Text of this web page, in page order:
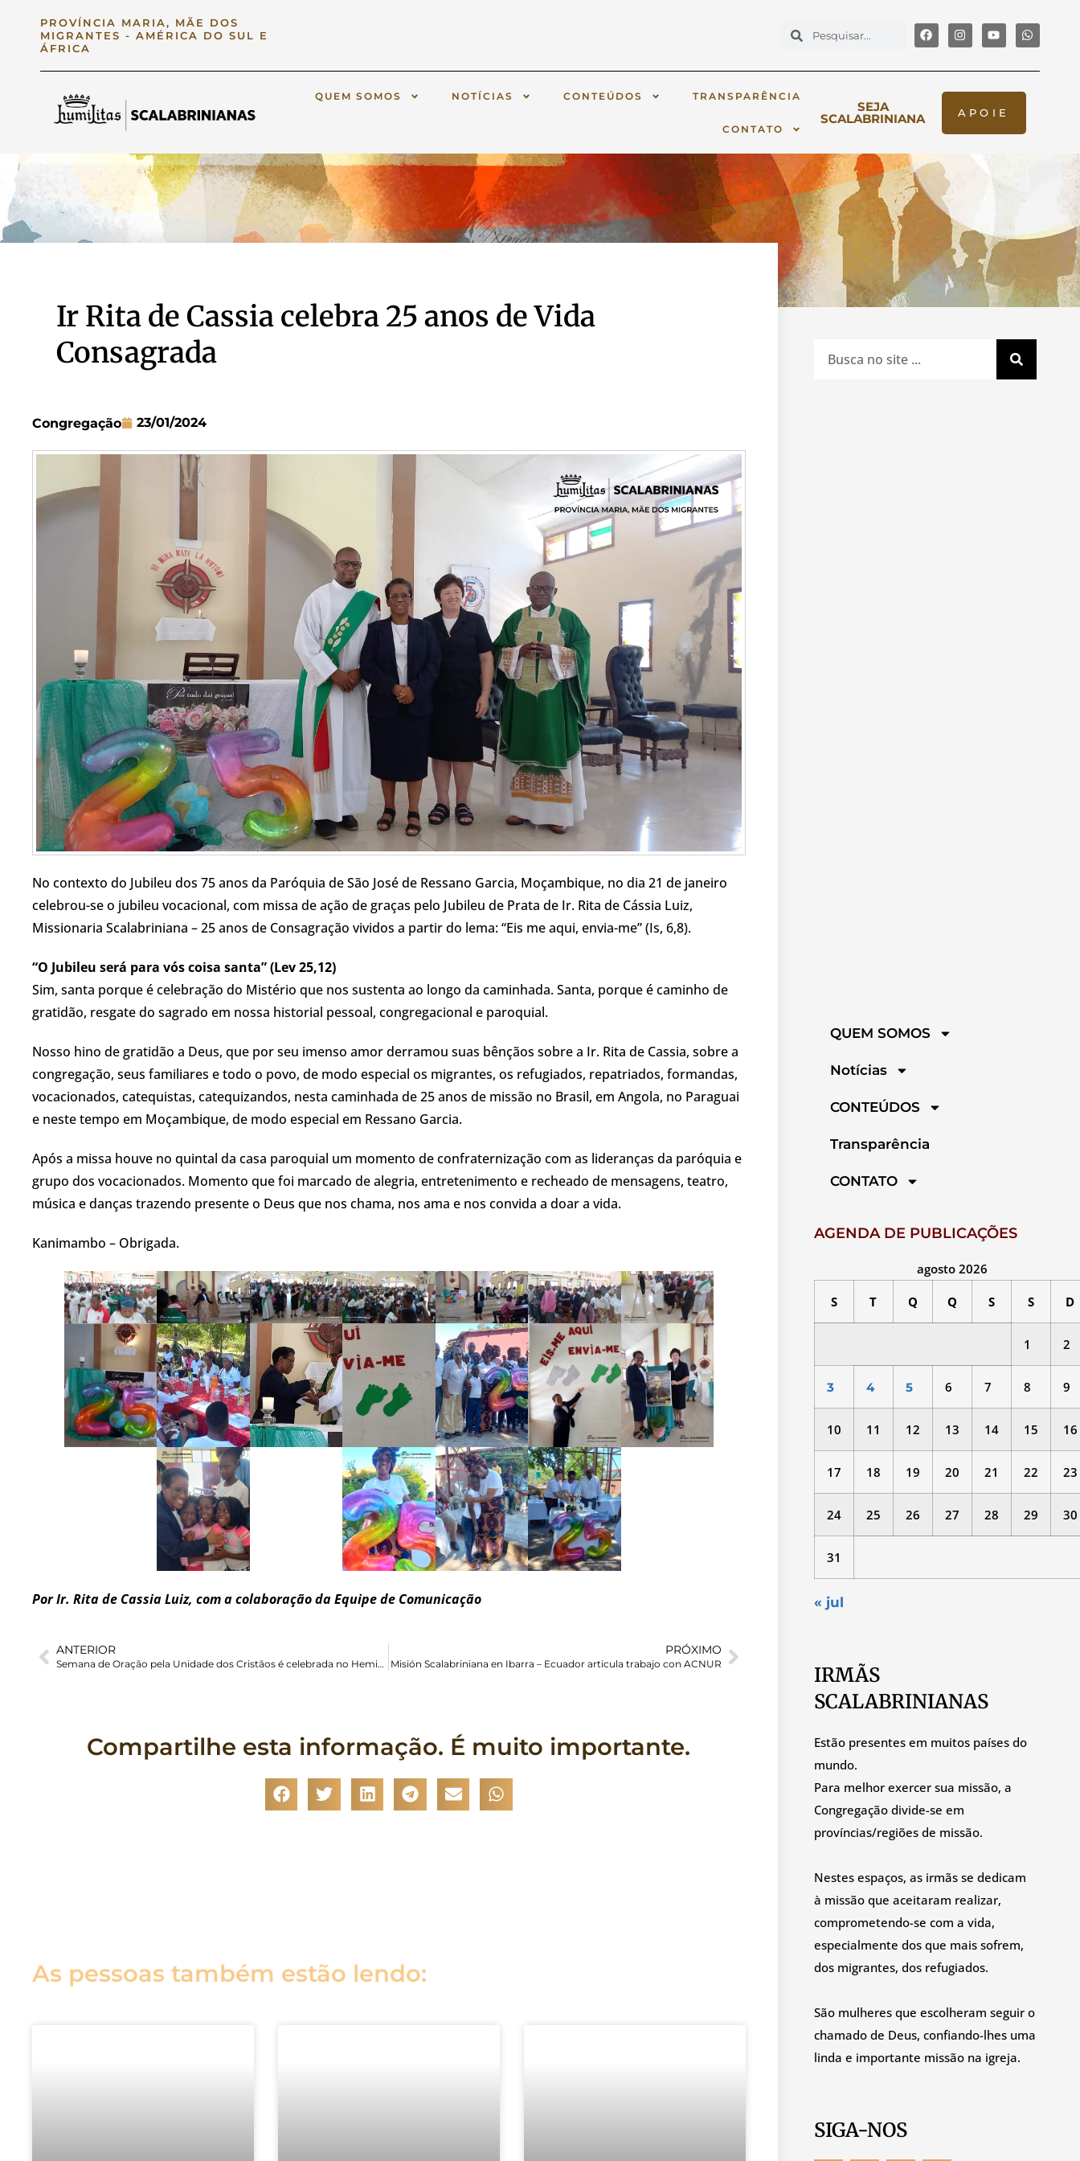
PROVÍNCIA MARIA, MÃE DOS
MIGRANTES - AMÉRICA DO SUL E
ÁFRICA
QUEM SOMOS NOTÍCIAS CONTEÚDOS TRANSPARÊNCIA
CONTATO
SEJA
SCALABRINIANA APOIE
Ir Rita de Cassia celebra 25 anos de Vida
Consagrada
Congregação 23/01/2024
No contexto do Jubileu dos 75 anos da Paróquia de São José de Ressano Garcia, Moçambique, no dia 21 de janeiro
celebrou-se o jubileu vocacional, com missa de ação de graças pelo Jubileu de Prata de Ir. Rita de Cássia Luiz,
Missionaria Scalabriniana – 25 anos de Consagração vividos a partir do lema: “Eis me aqui, envia-me” (Is, 6,8).
“O Jubileu será para vós coisa santa” (Lev 25,12)
Sim, santa porque é celebração do Mistério que nos sustenta ao longo da caminhada. Santa, porque é caminho de
gratidão, resgate do sagrado em nossa historial pessoal, congregacional e paroquial.
Nosso hino de gratidão a Deus, que por seu imenso amor derramou suas bênçãos sobre a Ir. Rita de Cassia, sobre a
congregação, seus familiares e todo o povo, de modo especial os migrantes, os refugiados, repatriados, formandas,
vocacionados, catequistas, catequizandos, nesta caminhada de 25 anos de missão no Brasil, em Angola, no Paraguai
e neste tempo em Moçambique, de modo especial em Ressano Garcia.
Após a missa houve no quintal da casa paroquial um momento de confraternização com as lideranças da paróquia e
grupo dos vocacionados. Momento que foi marcado de alegria, entretenimento e recheado de mensagens, teatro,
música e danças trazendo presente o Deus que nos chama, nos ama e nos convida a doar a vida.
Kanimambo – Obrigada.
Por Ir. Rita de Cassia Luiz, com a colaboração da Equipe de Comunicação
ANTERIOR
Semana de Oração pela Unidade dos Cristãos é celebrada no Hemisfério Norte
PRÓXIMO
Misión Scalabriniana en Ibarra – Ecuador articula trabajo con ACNUR
Compartilhe esta informação. É muito importante.
As pessoas também estão lendo:
QUEM SOMOS
Notícias
CONTEÚDOS
Transparência
CONTATO
AGENDA DE PUBLICAÇÕES
agosto 2026
S T Q Q S S D
1 2
3 4 5 6 7 8 9
10 11 12 13 14 15 16
17 18 19 20 21 22 23
24 25 26 27 28 29 30
31
« jul
IRMÃS
SCALABRINIANAS
Estão presentes em muitos países do
mundo.
Para melhor exercer sua missão, a
Congregação divide-se em
províncias/regiões de missão.
Nestes espaços, as irmãs se dedicam
à missão que aceitaram realizar,
comprometendo-se com a vida,
especialmente dos que mais sofrem,
dos migrantes, dos refugiados.
São mulheres que escolheram seguir o
chamado de Deus, confiando-lhes uma
linda e importante missão na igreja.
SIGA-NOS